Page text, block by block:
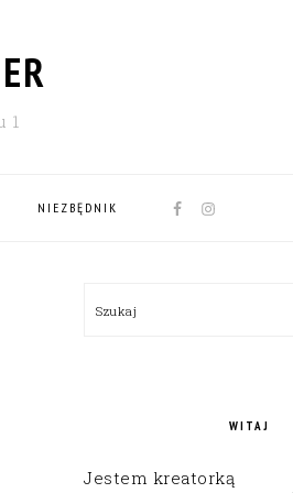
1
NIEZBĘDNIK
NAV
SIDEBAR
Szukaj
WITAJ
Jestem kreatorką